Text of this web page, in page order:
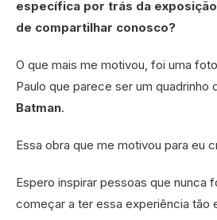
específica por trás da
de compartilhar conosco?
O que mais me motivou, foi uma
Paulo que parece ser um quadrinho
Batman.
Essa obra que me motivou para eu
Espero inspirar pessoas que nunca
começar a ter essa experiência tão